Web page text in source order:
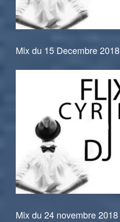
Mix du 15 Decembre 2018
Mix du 24 novembre 2018